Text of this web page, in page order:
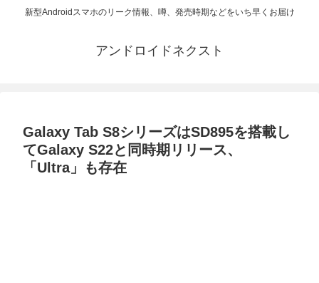
新型Androidスマホのリーク情報、噂、発売時期などをいち早くお届け
アンドロイドネクスト
Galaxy Tab S8シリーズはSD895を搭載し
てGalaxy S22と同時期リリース、
「Ultra」も存在